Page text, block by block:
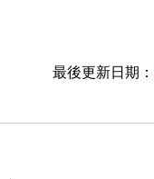
最後更新日期：